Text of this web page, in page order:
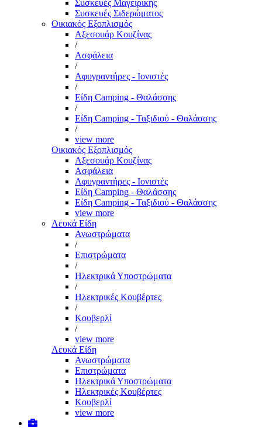
Συσκευές Μαγειρικής
Συσκευές Σιδερώματος
Οικιακός Εξοπλισμός
Αξεσουάρ Κουζίνας
/
Ασφάλεια
/
Αφυγραντήρες - Ιονιστές
/
Είδη Camping - Θαλάσσης
/
Είδη Camping - Ταξιδιού - Θαλάσσης
/
view more
Οικιακός Εξοπλισμός
Αξεσουάρ Κουζίνας
Ασφάλεια
Αφυγραντήρες - Ιονιστές
Είδη Camping - Θαλάσσης
Είδη Camping - Ταξιδιού - Θαλάσσης
view more
Λευκά Είδη
Ανωστρώματα
/
Επιστρώματα
/
Ηλεκτρικά Υποστρώματα
/
Ηλεκτρικές Κουβέρτες
/
Κουβερλί
/
view more
Λευκά Είδη
Ανωστρώματα
Επιστρώματα
Ηλεκτρικά Υποστρώματα
Ηλεκτρικές Κουβέρτες
Κουβερλί
view more